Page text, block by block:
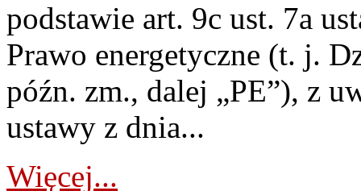
podstawie art. 9c ust. 7a
Prawo energetyczne (t. j.
późn. zm., dalej „PE”), z
ustawy z dnia...
Więcej...